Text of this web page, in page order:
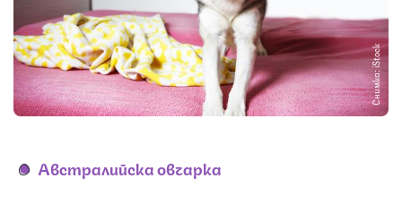
Снимка: iStock
Австралийска овчарка